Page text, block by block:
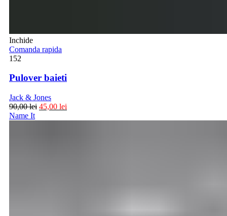
Inchide
Comanda rapida
152
Pulover baieti
Jack & Jones
90,00lei 45,00 lei
Name It